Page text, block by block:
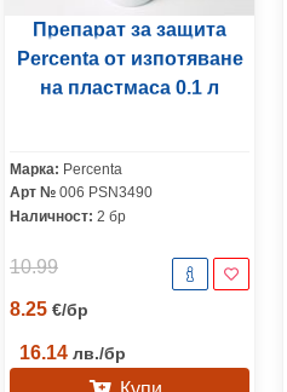
Препарат за защита
Percenta от изпотяване
на пластмаса 0.1 л
Марка: Percenta
Арт № 006 PSN3490
Наличност: 2 бр
10.99
8.25 €/бр
16.14 лв./бр